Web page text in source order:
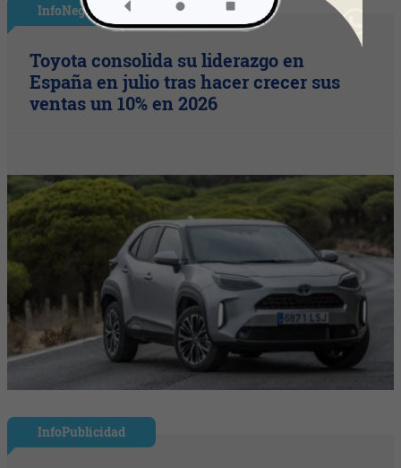
InfoNegocios España
Toyota consolida su liderazgo en
España en julio tras hacer crecer sus
ventas un 10% en 2026
InfoPublicidad